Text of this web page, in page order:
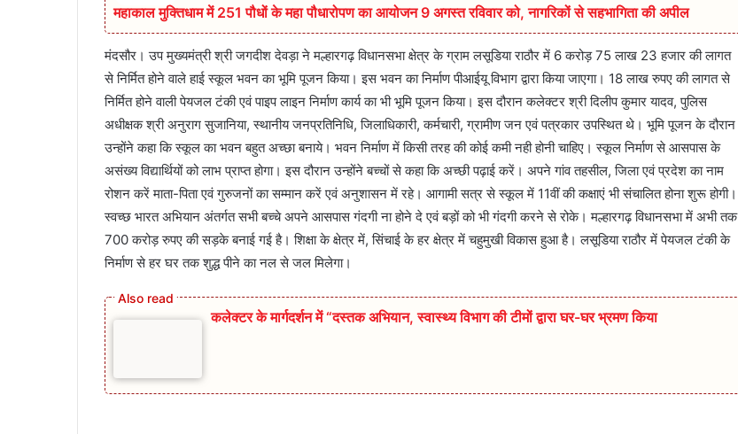
महाकाल मुक्तिधाम में 251 पौधों के महा पौधारोपण का आयोजन 9 अगस्त रविवार को, नागरिकों से सहभागिता की अपील
मंदसौर। उप मुख्यमंत्री श्री जगदीश देवड़ा ने मल्हारगढ़ विधानसभा क्षेत्र के ग्राम लसूडिया राठौर में 6 करोड़ 75 लाख 23 हजार की लागत
से निर्मित होने वाले हाई स्कूल भवन का भूमि पूजन किया। इस भवन का निर्माण पीआईयू विभाग द्वारा किया जाएगा। 18 लाख रुपए की लागत से
निर्मित होने वाली पेयजल टंकी एवं पाइप लाइन निर्माण कार्य का भी भूमि पूजन किया। इस दौरान कलेक्टर श्री दिलीप कुमार यादव, पुलिस
अधीक्षक श्री अनुराग सुजानिया, स्थानीय जनप्रतिनिधि, जिलाधिकारी, कर्मचारी, ग्रामीण जन एवं पत्रकार उपस्थित थे। भूमि पूजन के दौरान
उन्होंने कहा कि स्कूल का भवन बहुत अच्छा बनाये। भवन निर्माण में किसी तरह की कोई कमी नही होनी चाहिए। स्कूल निर्माण से आसपास के
असंख्य विद्यार्थियों को लाभ प्राप्त होगा। इस दौरान उन्होंने बच्चों से कहा कि अच्छी पढ़ाई करें। अपने गांव तहसील, जिला एवं प्रदेश का नाम
रोशन करें माता-पिता एवं गुरुजनों का सम्मान करें एवं अनुशासन में रहे। आगामी सत्र से स्कूल में 11वीं की कक्षाएं भी संचालित होना शुरू होगी।
स्वच्छ भारत अभियान अंतर्गत सभी बच्चे अपने आसपास गंदगी ना होने दे एवं बड़ों को भी गंदगी करने से रोके। मल्हारगढ़ विधानसभा में अभी तक
700 करोड़ रुपए की सड़के बनाई गई है। शिक्षा के क्षेत्र में, सिंचाई के हर क्षेत्र में चहुमुखी विकास हुआ है। लसूडिया राठौर में पेयजल टंकी के
निर्माण से हर घर तक शुद्ध पीने का नल से जल मिलेगा।
कलेक्टर के मार्गदर्शन में “दस्तक अभियान,‌ स्वास्थ्य विभाग की टीमों द्वारा घर-घर भ्रमण किया